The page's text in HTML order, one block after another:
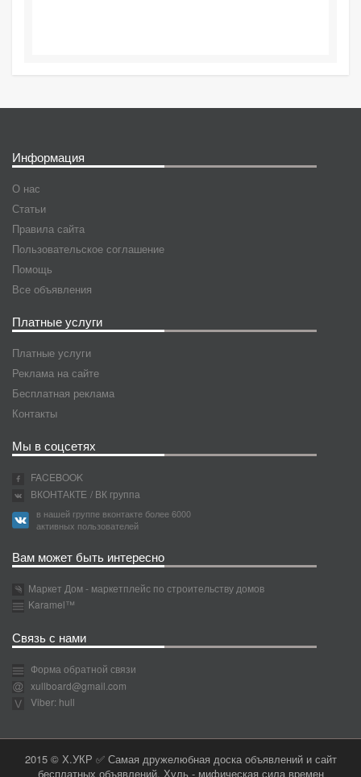
Информация
О нас
Статьи
Правила сайта
Пользовательское соглашение
Помощь
Все объявления
Платные услуги
Платные услуги
Реклама на сайте
Бесплатная реклама
Контакты
Мы в соцсетях
FACEBOOK
ВКОНТАКТЕ / ВК группа
в нашей группе вконтакте более 6000
активных пользователей
Вам может быть интересно
Маркет Дом - маркетплейс по строительству домов
Karamel™
Связь с нами
Форма обратной связи
xullboard@gmail.com
Viber: hull
2015 © Х.УКР ✅ Самая дружелюбная доска объявлений и сайт
бесплатных объявлений. Хуль - мифическая сила времен